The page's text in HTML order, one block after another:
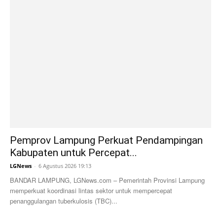
Pemprov Lampung Perkuat Pendampingan
Kabupaten untuk Percepat...
LGNews - 6 Agustus 2026 19:13
BANDAR LAMPUNG, LGNews.com – Pemerintah Provinsi Lampung
memperkuat koordinasi lintas sektor untuk mempercepat
penanggulangan tuberkulosis (TBC)...